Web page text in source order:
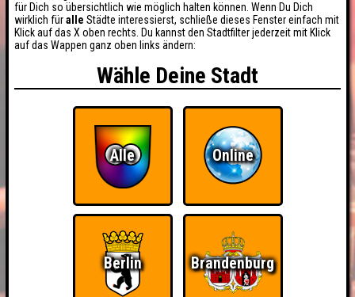
für Dich so übersichtlich wie möglich halten können. Wenn Du Dich
wirklich füralle Städte interessierst, schließe dieses Fenster einfach mit
Klick auf das X oben rechts. Du kannst den Stadtfilter jederzeit mit Klick
auf das Wappen ganz oben links ändern:
Wähle Deine Stadt
Alle Online
Berlin Brandenburg